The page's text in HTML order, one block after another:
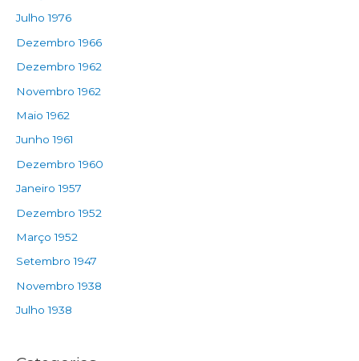
Julho 1976
Dezembro 1966
Dezembro 1962
Novembro 1962
Maio 1962
Junho 1961
Dezembro 1960
Janeiro 1957
Dezembro 1952
Março 1952
Setembro 1947
Novembro 1938
Julho 1938